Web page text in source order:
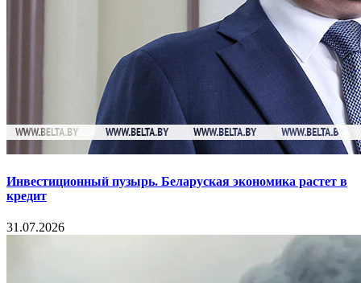
Инвестиционный пузырь. Беларуская экономика растет в
кредит
31.07.2026